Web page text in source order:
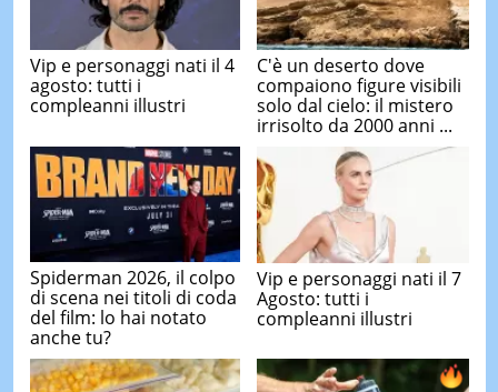
Vip e personaggi nati il 4
agosto: tutti i
compleanni illustri
C'è un deserto dove
compaiono figure visibili
solo dal cielo: il mistero
irrisolto da 2000 anni ...
Spiderman 2026, il colpo
di scena nei titoli di coda
del film: lo hai notato
anche tu?
Vip e personaggi nati il 7
Agosto: tutti i
compleanni illustri